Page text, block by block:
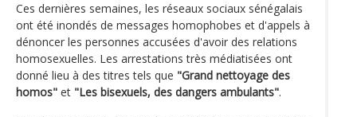
Ces dernières semaines, les réseaux sociaux sénégalais
ont été inondés de messages homophobes et d'appels à
dénoncer les personnes accusées d'avoir des relations
homosexuelles. Les arrestations très médiatisées ont
donné lieu à des titres tels que "Grand nettoyage des
homos" et "Les bisexuels, des dangers ambulants".